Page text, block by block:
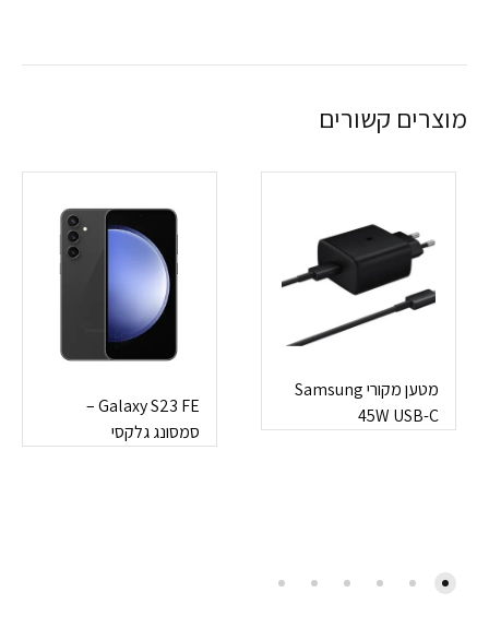
מוצרים קשורים
מטען מקורי Samsung
45W USB-C
Galaxy S23 FE –
סמסונג גלקסי